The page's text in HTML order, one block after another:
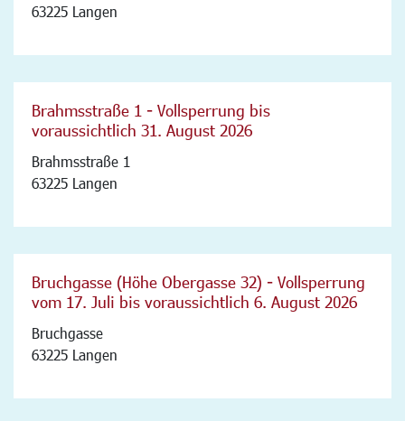
63225 Langen
Brahmsstraße 1 - Vollsperrung bis
voraussichtlich 31. August 2026
Brahmsstraße 1
63225 Langen
Bruchgasse (Höhe Obergasse 32) - Vollsperrung
vom 17. Juli bis voraussichtlich 6. August 2026
Bruchgasse
63225 Langen